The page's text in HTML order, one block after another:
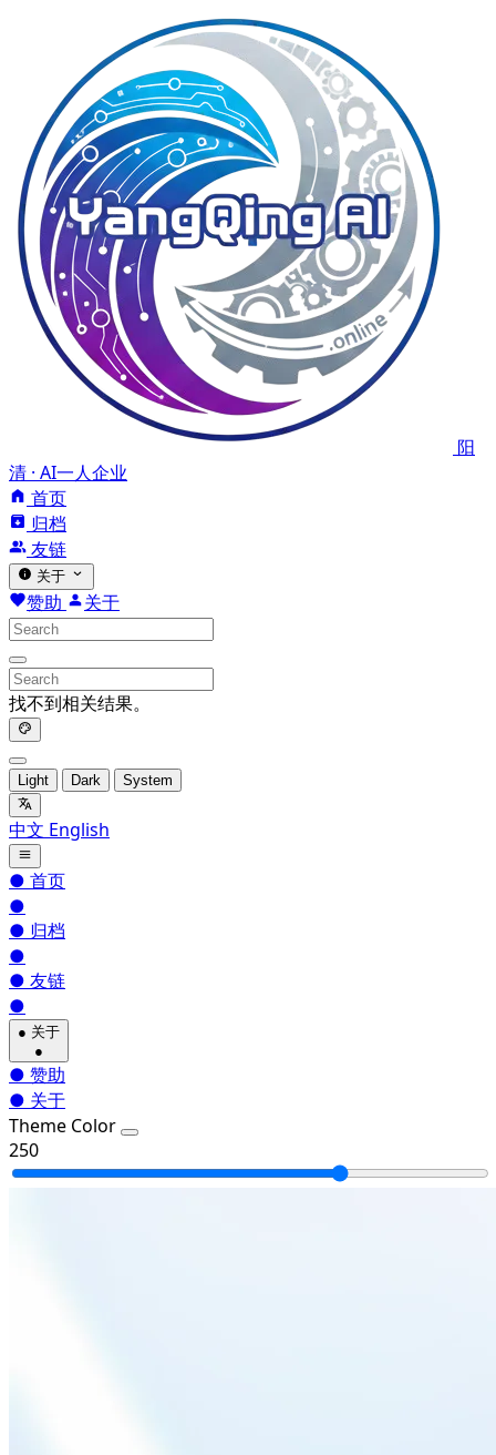
阳
清 · AI一人企业
首页
归档
友链
关于
赞助 关于
找不到相关结果。
Light Dark System
中文 English
● 首页
●
● 归档
●
● 友链
●
● 关于
●
● 赞助
● 关于
Theme Color
250